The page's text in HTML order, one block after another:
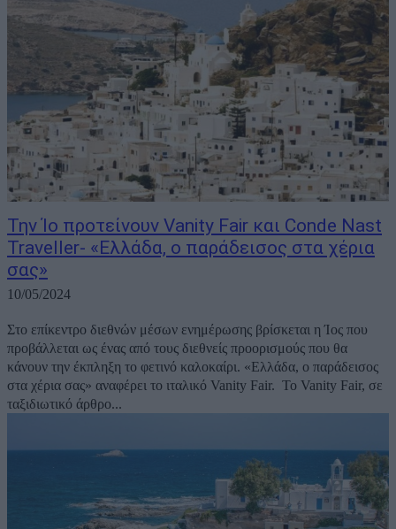
Την Ίο προτείνουν Vanity Fair και Conde Nast
Traveller- «Ελλάδα, ο παράδεισος στα χέρια
σας»
10/05/2024
Στο επίκεντρο διεθνών μέσων ενημέρωσης βρίσκεται η Ίος που
προβάλλεται ως ένας από τους διεθνείς προορισμούς που θα
κάνουν την έκπληξη το φετινό καλοκαίρι. «Ελλάδα, ο παράδεισος
στα χέρια σας» αναφέρει το ιταλικό Vanity Fair. Το Vanity Fair, σε
ταξιδιωτικό άρθρο...